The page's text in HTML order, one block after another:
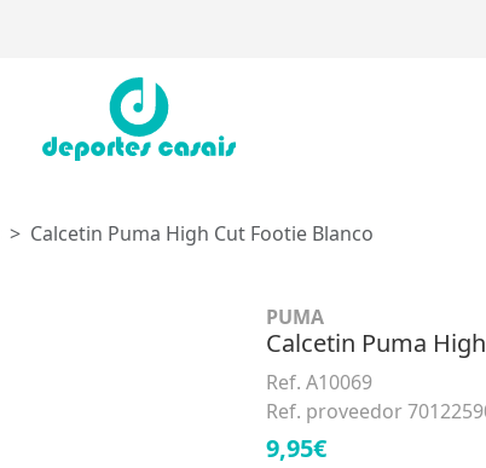
Calcetin Puma High Cut Footie Blanco
PUMA
Calcetin Puma
Ref. A10069
Ref. proveedor
9,95€